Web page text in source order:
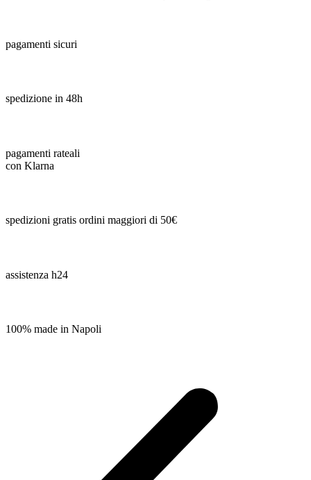
pagamenti sicuri
spedizione in 48h
pagamenti rateali
con Klarna
spedizioni gratis ordini maggiori di 50€
assistenza h24
100% made in Napoli